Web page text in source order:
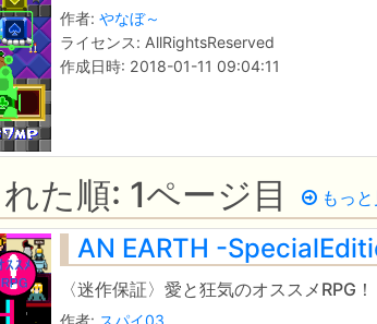
作者: やなぼ～
ライセンス: AllRightsReserved
作成日時: 2018-01-11 09:04:11
た順: 1ページ目 もっ
AN EARTH -
〈迷作保証〉愛と狂気のオススメRPG！
作者: スパイ03